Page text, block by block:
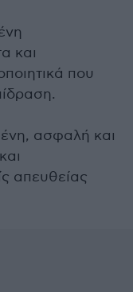
και
που
ασφαλή και
απευθείας